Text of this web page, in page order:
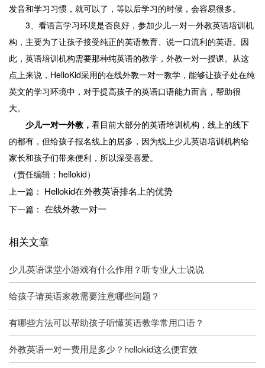
发音和学习习惯，就可以了，等以后学习的时候，会容易很多。
3、看语言学习环境是否良好，参加少儿一对一外教英语培训机
构，主要为了让孩子接受纯正的英语教育、说一口流利的英语。因
此，英语培训机构需要那种纯英语的教学，外教一对一授课。从这
点上来说，HelloKid采用的在线外教一对一教学，能够让孩子处在纯
英文的学习环境中，对于提高孩子的英语口语能力而言，帮助很
大。
少儿一对一外教， 看目前大部分的英语培训机构，线上的线下
的都有，但给孩子报名线上的居多，因为线上少儿英语培训机构给
家长和孩子们带来便利，所以深受喜爱。
（责任编辑：hellokid）
上一篇： Hellokid在外教英语排名上的优势
下一篇： 在线外教一对一
相关文章
少儿英语课堂小游戏有什么作用？听专业人士说说
给孩子请英语家教需要注意哪些问题？
有哪些方法可以帮助孩子听懂英语教学常用口语？
外教英语一对一费用是多少？hellokid这么便宜效